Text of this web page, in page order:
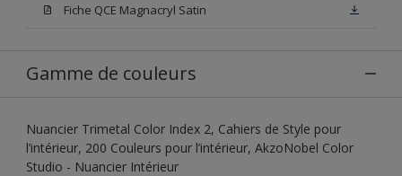
Fiche QCE Magnacryl Satin
Gamme de couleurs
Nuancier Trimetal Color Index 2, Cahiers de Style pour
l’intérieur, 200 Couleurs pour l’intérieur, AkzoNobel Color
Studio - Nuancier Intérieur